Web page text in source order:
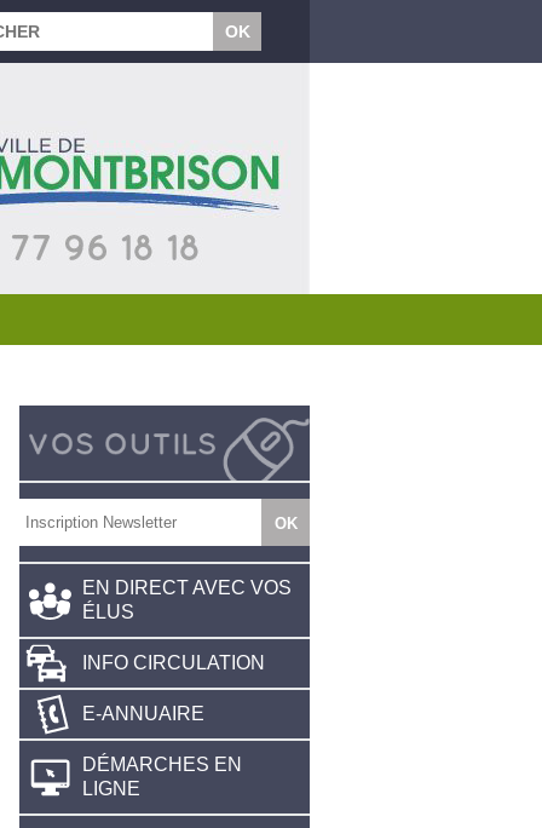
EN DIRECT AVEC VOS
ÉLUS
INFO CIRCULATION
E-ANNUAIRE
DÉMARCHES EN
LIGNE